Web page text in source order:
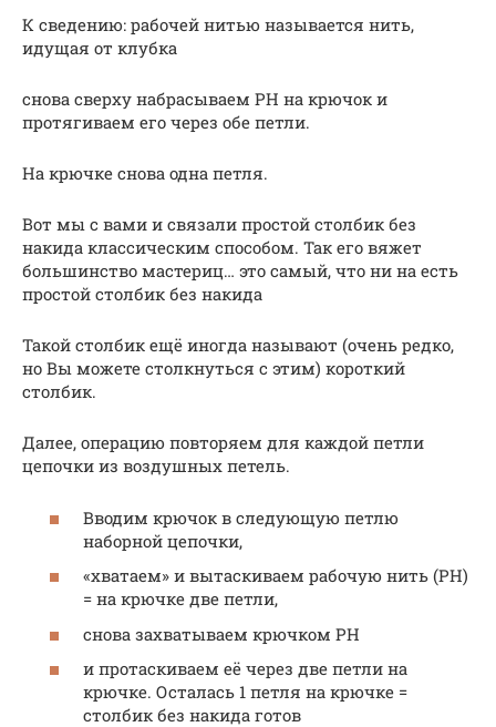
К сведению: рабочей нитью называется нить,
идущая от клубка
снова сверху набрасываем РН на крючок и
протягиваем его через обе петли.
На крючке снова одна петля.
Вот мы с вами и связали простой столбик без
накида классическим способом. Так его вяжет
большинство мастериц… это самый, что ни на есть
простой столбик без накида
Такой столбик ещё иногда называют (очень редко,
но Вы можете столкнуться с этим) короткий
столбик.
Далее, операцию повторяем для каждой петли
цепочки из воздушных петель.
Вводим крючок в следующую петлю
наборной цепочки,
«хватаем» и вытаскиваем рабочую нить (РН)
= на крючке две петли,
снова захватываем крючком РН
и протаскиваем её через две петли на
крючке. Осталась 1 петля на крючке =
столбик без накида готов